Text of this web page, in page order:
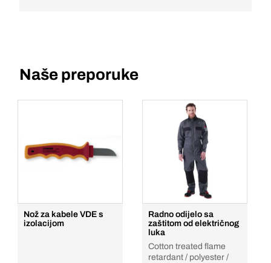
Naše preporuke
Nož za kabele VDE s
izolacijom
Radno odijelo sa
zaštitom od električnog
luka
Cotton treated flame
retardant / polyester /